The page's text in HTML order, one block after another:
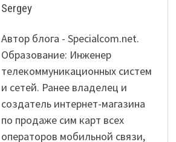
Sergey
Автор блога - Specialcom.net.
Образование: Инженер
телекоммуникационных систем
и сетей. Ранее владелец и
создатель интернет-магазина
по продаже сим карт всех
операторов мобильной связи,